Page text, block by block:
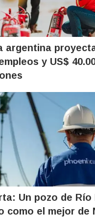
argentina
y US$
Un pozo de
como el mejor de